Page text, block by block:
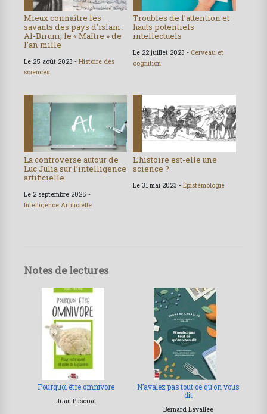
Mieux connaître les
savants des pays d’islam :
Al-Biruni, le « Maître » de
l’an mille
Le 25 août 2023 - Histoire des
sciences
Troubles de l’attention et
hauts potentiels
intellectuels
Le 22 juillet 2023 - Cerveau et
cognition
La controverse autour de
Luc Julia sur l’intelligence
artificielle
Le 2 septembre 2025 -
Intelligence Artificielle
L’histoire est-elle une
science ?
Le 31 mai 2023 - Épistémologie
Notes de lectures
Pourquoi être omnivore
Juan Pascual
N’avalez pas tout ce qu’on vous
dit
Bernard Lavallée